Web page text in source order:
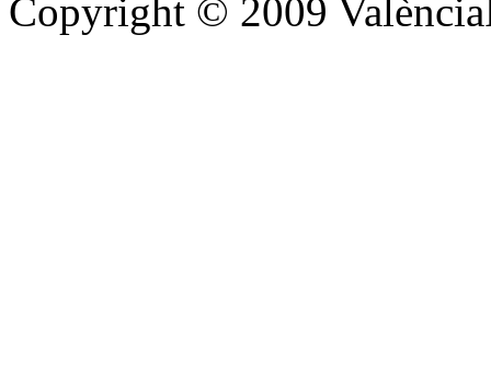
Copyright © 2009